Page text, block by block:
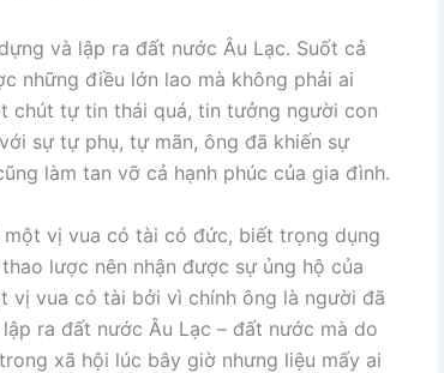
và lập ra đất nước Âu Lạc. Suốt cả
những điều lớn lao mà không phải ai
chút tự tin thái quá, tin tưởng người con
sự tự phụ, tự mãn, ông đã khiến sự
làm tan vỡ cả hạnh phúc của gia đình.
vị vua có tài có đức, biết trọng dụng
lược nên nhận được sự ủng hộ của
vị vua có tài bởi vì chính ông là người đã
ra đất nước Âu Lạc – đất nước mà do
xã hội lúc bây giờ nhưng liệu mấy ai